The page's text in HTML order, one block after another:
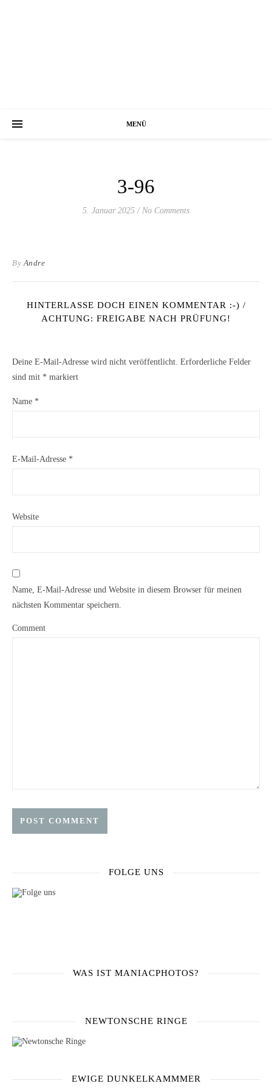
MENÜ
3-96
5. Januar 2025 / No Comments
ByAndre
HINTERLASSE DOCH EINEN KOMMENTAR :-) /
ACHTUNG: FREIGABE NACH PRÜFUNG!
Deine E-Mail-Adresse wird nicht veröffentlicht. Erforderliche Felder
sind mit * markiert
Name *
E-Mail-Adresse *
Website
Name, E-Mail-Adresse und Website in diesem Browser für meinen
nächsten Kommentar speichern.
Comment
FOLGE UNS
WAS IST MANIACPHOTOS?
NEWTONSCHE RINGE
EWIGE DUNKELKAMMMER